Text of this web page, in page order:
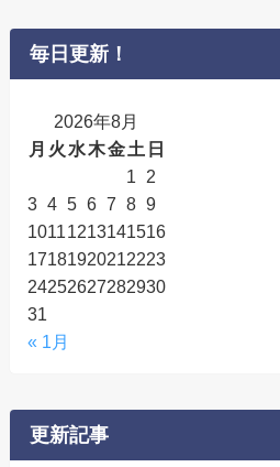
毎日更新！
2026年8月
月 火 水木金土 日
1
2
3 4 5 6 7 8 9
10111213141516
17181920212223
24252627282930
31
« 1月
更新記事